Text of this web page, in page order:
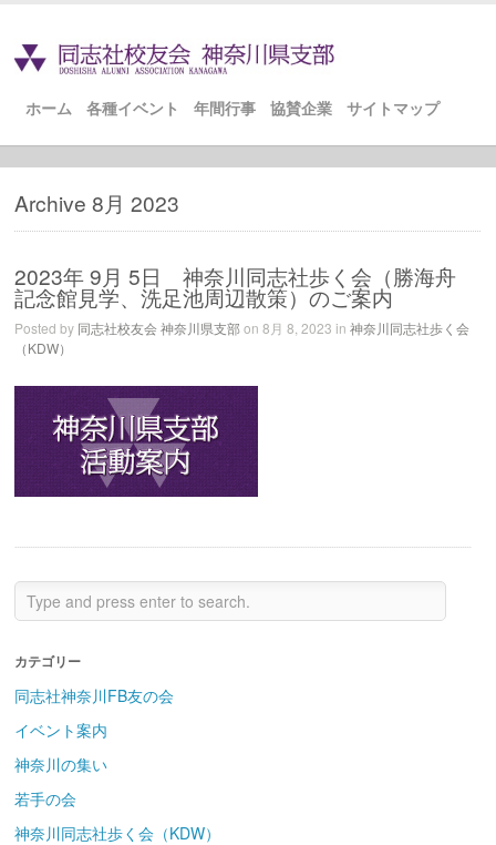
ホーム 各種イベント 年間行事 協賛企業 サイトマップ
Archive 8月 2023
2023年 9月 5日 神奈川同志社歩く会（勝海舟
記念館見学、洗足池周辺散策）のご案内
Posted by 同志社校友会 神奈川県支部on 8月 8, 2023 in神奈川同志社歩く会
（KDW）
カテゴリー
同志社神奈川FB友の会
イベント案内
神奈川の集い
若手の会
神奈川同志社歩く会（KDW）